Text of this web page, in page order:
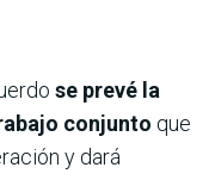
se prevé la
conjunto que
y dará